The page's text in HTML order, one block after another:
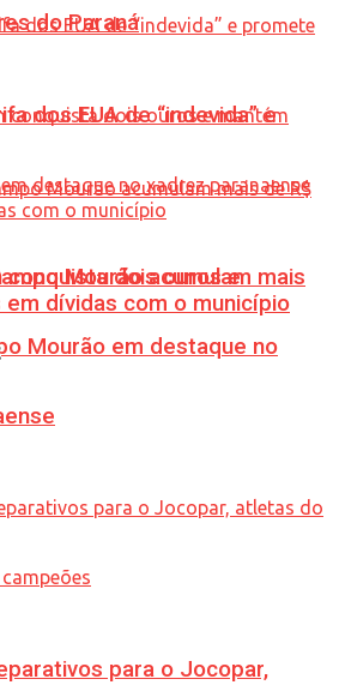
do Paraná
conquista dois ouros e
Mourão em destaque no
para o Jocopar,
dos EUA de “indevida” e
Mourão acumulam mais
em dívidas com o município